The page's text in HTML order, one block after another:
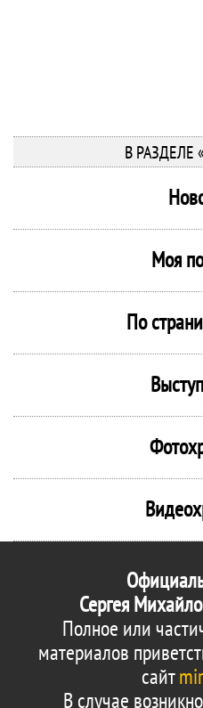
В РАЗДЕЛЕ
Моя
По
Сергея
Полное или
материалов
сайт
В случае